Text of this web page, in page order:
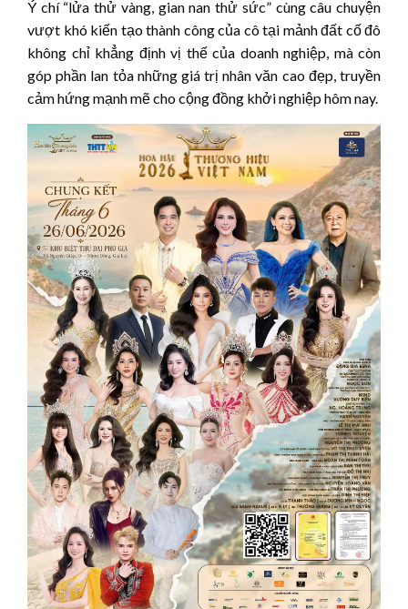
Ý chí “lửa thử vàng, gian nan thử sức” cùng câu chuyện
vượt khó kiến tạo thành công của cô tại mảnh đất cố đô
không chỉ khẳng định vị thế của doanh nghiệp, mà còn
góp phần lan tỏa những giá trị nhân văn cao đẹp, truyền
cảm hứng mạnh mẽ cho cộng đồng khởi nghiệp hôm nay.